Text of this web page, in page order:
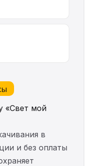
«Свет мой
в
и без оплаты